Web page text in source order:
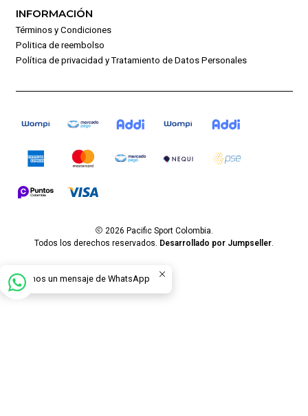
INFORMACIÓN
Términos y Condiciones
Politica de reembolso
Política de privacidad y Tratamiento de Datos Personales
2026 Pacific Sport Colombia.
Todos los derechos reservados. Desarrollado por Jumpseller.
Envíanos un mensaje de WhatsApp